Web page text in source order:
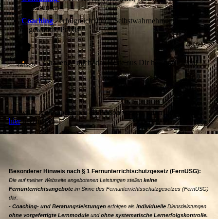
Headhunter
Coaching- erfolgreich durch Selbstwahrnehmung und
angewandte Praxis
Challenge mich, das Beste aus Dir herauszuholen!
Du willst mehr über mich als Person wissen, dann lade ich dich
hierherzlich ein!
Besonderer Hinweis nach § 1 Fernunterrichtschutzgesetz (FernUSG):
Die auf meiner Webseite angebotenen Leistungen stellen keine
Fernunterrichtsangeboteim Sinne des Fernunterrichtsschutzgesetzes (FernUSG)
dar.
- Coaching- und Beratungsleistungenerfolgen als individuelleDienstleistungen
ohne vorgefertigte Lernmodule undohne systematische Lernerfolgskontrolle.